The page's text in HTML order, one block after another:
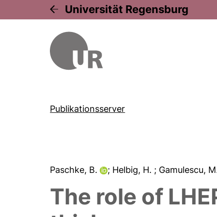
Universität Regensburg
Publikationsserver
Paschke, B. ; Helbig, H. ; Gamulescu,
The role of